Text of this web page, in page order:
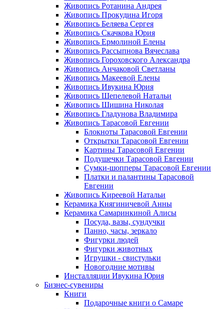
Живопись Ротанина Андрея
Живопись Прокудина Игоря
Живопись Беляева Сергея
Живопись Скачкова Юрия
Живопись Ермолиной Елены
Живопись Рассыпнова Вячеслава
Живопись Гороховского Александра
Живопись Анчаковой Светланы
Живопись Макеевой Елены
Живопись Ивукина Юрия
Живопись Шепелевой Натальи
Живопись Шишина Николая
Живопись Гладунова Владимира
Живопись Тарасовой Евгении
Блокноты Тарасовой Евгении
Открытки Тарасовой Евгении
Картины Тарасовой Евгении
Подушечки Тарасовой Евгении
Сумки-шопперы Тарасовой Евгении
Платки и палантины Тарасовой
Евгении
Живопись Киреевой Натальи
Керамика Княгиничевой Анны
Керамика Самаринкиной Алисы
Посуда, вазы, сундучки
Панно, часы, зеркало
Фигурки людей
Фигурки животных
Игрушки - свистульки
Новогодние мотивы
Инсталляции Ивукина Юрия
Бизнес-сувениры
Книги
Подарочные книги о Самаре